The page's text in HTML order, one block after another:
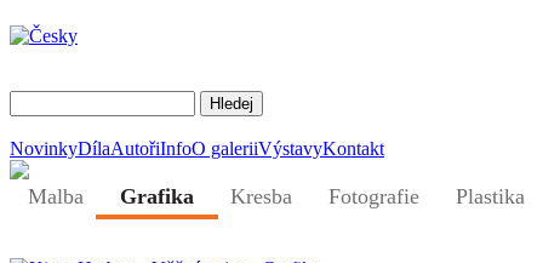
NovinkyDílaAutořiInfoO galeriiVýstavyKontakt
Malba Grafika Kresba Fotografie Plastika